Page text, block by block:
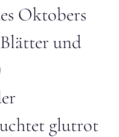
Oktobers
und
glutrot